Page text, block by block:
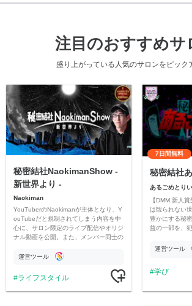
注目のおすすめサ
盛り上がっている人気のサロンをピック
秘密結社NaokimanShow -
新世界より -
Naokiman
YouTuberのNaokimanが主体となり、Y
ouTubeだと規制されてしまう内容を中
心に、サロン限定のライブ配信やオリジ
ナル動画を公開。また、メンバー同士の
ただいています。
運営ツール
ライフスタイル
7日間無料
秘密結社
あるごめとり
【DMM 新人
は観られない
豊かにする秘
益の一部を、
す運営ツール
学び